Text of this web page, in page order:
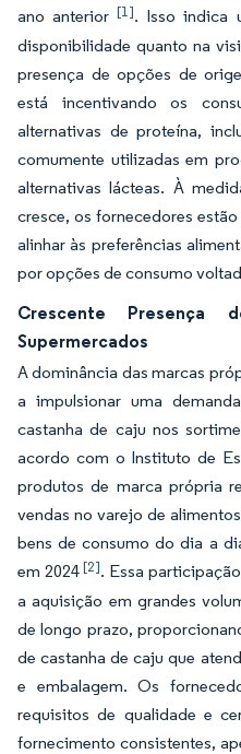
ano anterior[1]. Isso indica
disponibilidade quanto na
presença de opções de
está incentivando os
alternativas de proteína,
comumente utilizadas em
alternativas lácteas. À
cresce, os fornecedores
alinhar às preferências
por opções de consumo
Crescente Presença
Supermercados
A dominância das marcas
a impulsionar uma
castanha de caju nos
acordo com o Instituto de
produtos de marca própria
vendas no varejo de
bens de consumo do dia a
em 2024[2]. Essa
a aquisição em grandes
de longo prazo,
de castanha de caju que
e embalagem. Os
requisitos de qualidade e
fornecimento consistentes,